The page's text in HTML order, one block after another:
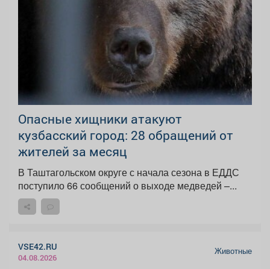
Опасные хищники атакуют
кузбасский город: 28 обращений от
жителей за месяц
В Таштагольском округе с начала сезона в ЕДДС
поступило 66 сообщений о выходе медведей –...
VSE42.RU
04.08.2026
Животные